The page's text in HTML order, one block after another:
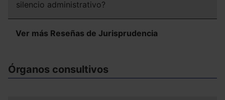
silencio administrativo?
Ver más Reseñas de Jurisprudencia
Órganos consultivos